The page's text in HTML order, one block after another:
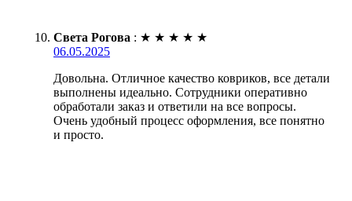
Света Рогова : ★ ★ ★ ★ ★
06.05.2025
Довольна. Отличное качество ковриков, все детали
выполнены идеально. Сотрудники оперативно
обработали заказ и ответили на все вопросы.
Очень удобный процесс оформления, все понятно
и просто.